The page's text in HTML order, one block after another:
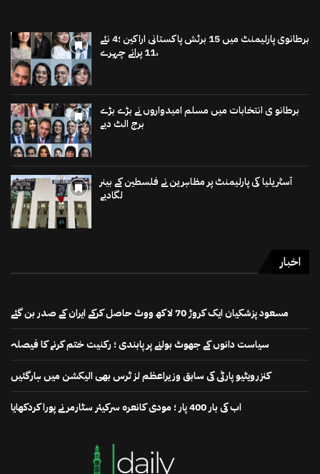
برطانوی پارلیمنٹ میں 15 برٹش پاکستانی اراکین ؛4 نئے
،11 پرانے چہرے
برطانو ی انتخابات میں مسلم امیدواروں نے بڑے بڑے
برج الٹ دیے
آسٹریلیا کی پارلیمنٹ پر مظاہرین نے فلسطین کے بینر
لگادیے
اخبار
مسعود پزشکیان ایک کروڑ 70 لاکھ ووٹ حاصل کرکے ایران کے صدر بن گئے
سیاست دانوں کے جھوٹ بولنے پر پابندی ؛ رکنیت ختم کرنے کا فیصلہ
کنزرویٹیو پارٹی کی سابق وزیراعظم لز ٹرس بھی الیکشن میں ہارگئیں
اب کی بار 400 پار ؛ مودی کانعرہ سرکیئر سٹارمر نے پورا کردکھایا